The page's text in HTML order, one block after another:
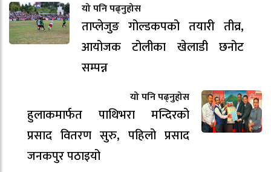
यो पनि पढ्नुहोस
ताप्लेजुङ गोल्डकपको तयारी तीव्र,
आयोजक टोलीका खेलाडी छनोट
सम्पन्न
यो पनि पढ्नुहोस
हुलाकमार्फत पाथिभरा मन्दिरको
प्रसाद वितरण सुरु, पहिलो प्रसाद
जनकपुर पठाइयो